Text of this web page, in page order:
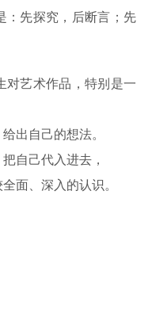
：先探究，后断言；先
对艺术作品，特别是一
出自己的想法。
自己代入进去，
面、深入的认识。